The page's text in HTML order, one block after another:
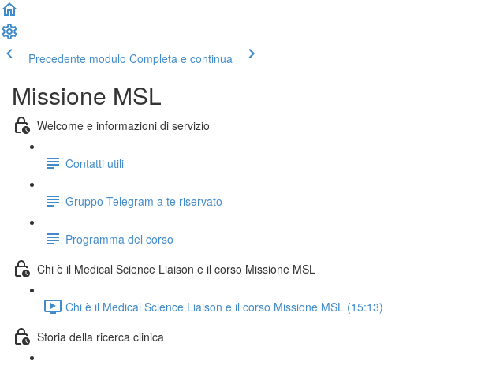
Precedente modulo Completa e continua
Missione MSL
Welcome e informazioni di servizio
Contatti utili
Gruppo Telegram a te riservato
Programma del corso
Chi è il Medical Science Liaison e il corso Missione MSL
Chi è il Medical Science Liaison e il corso Missione MSL (15:13)
Storia della ricerca clinica